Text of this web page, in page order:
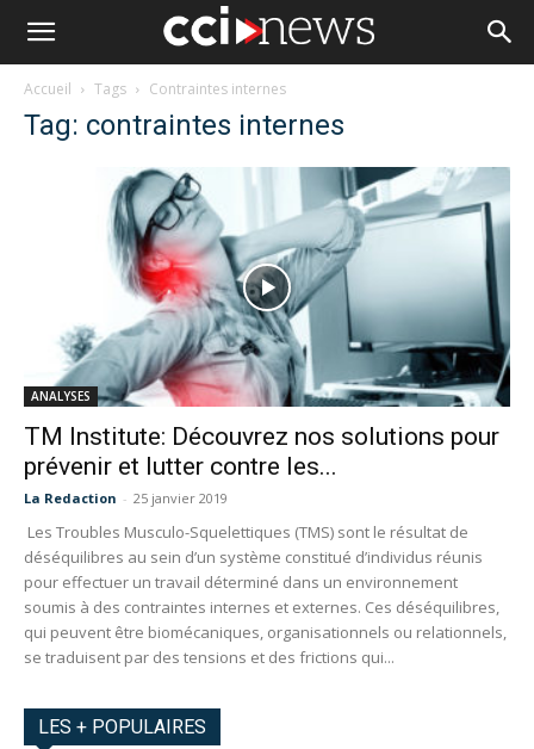
Accueil Tags Contraintes internes
Tag: contraintes internes
ANALYSES
TM Institute: Découvrez nos solutions pour
prévenir et lutter contre les...
La Redaction - 25 janvier 2019
Les Troubles Musculo-Squelettiques (TMS) sont le résultat de
déséquilibres au sein d’un système constitué d’individus réunis
pour effectuer un travail déterminé dans un environnement
soumis à des contraintes internes et externes. Ces déséquilibres,
qui peuvent être biomécaniques, organisationnels ou relationnels,
se traduisent par des tensions et des frictions qui...
LES + POPULAIRES